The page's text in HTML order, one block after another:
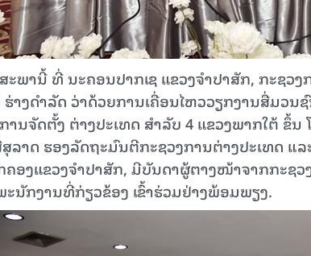
ະພານີ້ ທີ່ ນະຄອນປາກເຊ ແຂວງຈໍາປາສັກ, ກະຊວງ
າງດໍາລັດ ວ່າດ້ວຍການເຄື່ອນໄຫວວຽກງານສື່ມວນ
ນຈັດຕັ້ງ ຕ່າງປະເທດ ສໍາລັບ 4 ແຂວງພາກໃຕ້ ຂຶ້ນ
ລາດ ຮອງລັດຖະມົນຕີກະຊວງການຕ່າງປະເທດ
ອງແຂວງຈໍາປາສັກ, ມີບັນດາຜູ້ຕາງໜ້າຈາກກະຊວ
ນັກງານທີ່ກ່ຽວຂ້ອງ ເຂົ້າຮ່ວມຢ່າງພ້ອມພຽງ.